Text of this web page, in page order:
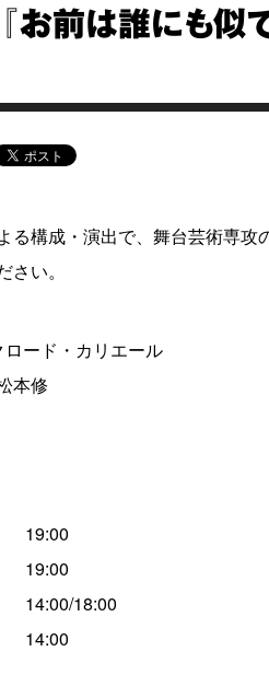
お前は誰にも似て
る構成・演出で、舞台芸術専攻
い。
ード・カリエール
本修
19:00
19:00
14:00/18:00
14:00